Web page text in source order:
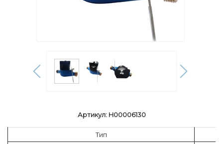
Артикул: H00006130
Тип